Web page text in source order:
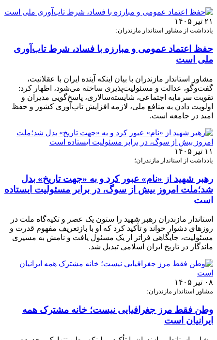
۲۱ تیر ۱۴۰۵
یادداشت از مشاور استاندار مازندران:
حفظ اعتماد عمومی و مبارزه با فساد، شرط تاب‌آوری
ملی است
مشاور استاندار مازندران با بیان اینکه آینده ایران با عقلانیت،
گفت‌وگو، عدالت و مسئولیت‌پذیری ساخته می‌شود، اظهار کرد:
تقویت سرمایه اجتماعی، شایسته‌سالاری، پاسخ‌گویی مدیران و
اولویت دادن به منافع ملی، لازمه افزایش تاب‌آوری کشور و حفظ
امید در جامعه است.
۱۱ تیر ۱۴۰۵
یادداشت از استاندار مازندران؛
رهبر شهید از «نام» عبور کرد و به «جهت تاریخ» بدل
شد؛ملت امروز بیش از سوگ، در برابر مسئولیت ایستاده
است
استاندار مازندران رهبر شهید را ستون یک عصر و تکیه‌گاه ملت در
روزهای دشوار خواند و تأکید کرد که او با بازتعریف مفهوم قدرت و
مسئولیت، جایگاهی فراتر از یک مسئول یافت و نامش به مسیری
ماندگار در تاریخ ایران اسلامی تبدیل شد.
۰۸ تیر ۱۴۰۵
مشاور استاندار مازندران:
وطن فقط مرز جغرافیایی نیست؛ خانه مشترک همه
ایرانیان است